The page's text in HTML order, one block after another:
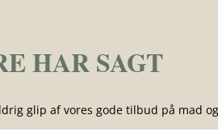
HAR SAGT
glip af vores gode tilbud på mad